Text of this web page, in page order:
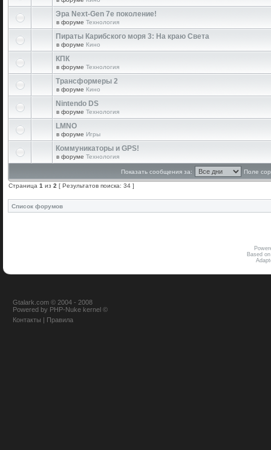
Эра Next-Gen 7е поколение!
в форуме Технология
Пираты Карибского моря 3: На краю Света
в форуме Кино
КПК
в форуме Технология
Трансформеры 2
в форуме Кино
Nintendo DS
в форуме Технология
LMNO
в форуме Игры
Коммуникаторы и GPS!
в форуме Технология
Показать сообщения за: Поле
Страница 1 из 2 [ Результатов поиска: 34 ]
Список форумов
Based
Gtalark.com © 2004 - 2008
Powered by PHP-Nuke kernel ©
Контакты | Правила